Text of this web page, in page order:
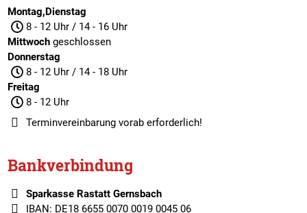
Montag,Dienstag
8 - 12 Uhr / 14 - 16 Uhr
Mittwochgeschlossen
Donnerstag
8 - 12 Uhr / 14 - 18 Uhr
Freitag
8 - 12 Uhr
Terminvereinbarungvorab erforderlich!
Bankverbindung
Sparkasse Rastatt Gernsbach
IBAN: DE18 6655 0070 0019 0045 06